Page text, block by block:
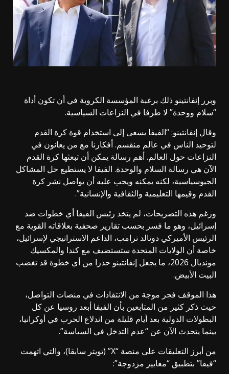
وبرر إنفانتينو ذلك برغبة المؤسسة الكروية في أن تكون أداة
“سلام ووحدة” لا طرفا في النزاعات السياسية.
وقال إنفانتينو: “الفيفا يسعى إلى استخدام قوة كرة القدم
لتوحيد الناس في عالم منقسم. أفكارنا مع من يعانون في
النزاعات حول العالم. أهم رسالة يمكن أن تبعثها كرة القدم
الآن هي رسالة السلام والوحدة. الفيفا لا يستطيع حل المشاكل
الجيوسياسية، لكنه يمكنه ويجب عليه أن يواصل نشر كرة
القدم وقيمها التعليمية والثقافية والإنسانية”.
ورغم هذه التصريحات، لم يتخذ رئيس الفيفا أي خطوات ضد
إسرائيل، وهو ما فسر بحسب تقارير صحفية بعلاقاته القوية مع
الرئيس الأميركي دونالد ترامب، الداعم الاستراتيجي لإسرائيل،
خاصة أن الولايات المتحدة ستستضيف مع كندا والمكسيك
مونديال 2026، ما يجعل إنفانتينو حذرا من أي خطوة قد تغضب
البيت الأبيض.
هذا الموقف فجر موجة من الانتقادات في منصات التواصل،
حيث ذكر كثير من المتابعين بأن الفيفا أبعد روسيا عن كل
البطولات الدولية بعد أيام قليلة من اندلاع الحرب في أوكرانيا،
بينما يتحدث الآن عن “عدم التدخل في السياسة”.
من أبرز التعليقات على منصة “X” (تويتر سابقا)، والتي اتهمت
“فيفا” بتطبيق “معايير مزدوجة”: